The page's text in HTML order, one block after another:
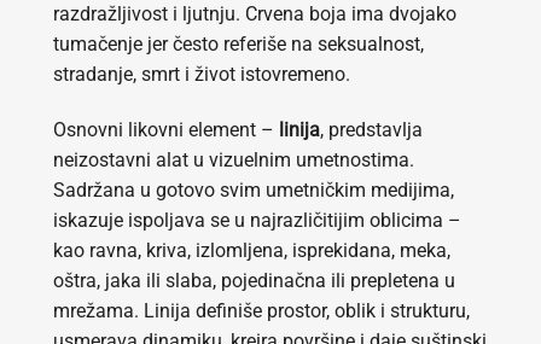
razdražljivost i ljutnju. Crvena boja ima dvojako
tumačenje jer često referiše na seksualnost,
stradanje, smrt i život istovremeno.
Osnovni likovni element – linija, predstavlja
neizostavni alat u vizuelnim umetnostima.
Sadržana u gotovo svim umetničkim medijima,
iskazuje ispoljava se u najrazličitijim oblicima –
kao ravna, kriva, izlomljena, isprekidana, meka,
oštra, jaka ili slaba, pojedinačna ili prepletena u
mrežama. Linija definiše prostor, oblik i strukturu,